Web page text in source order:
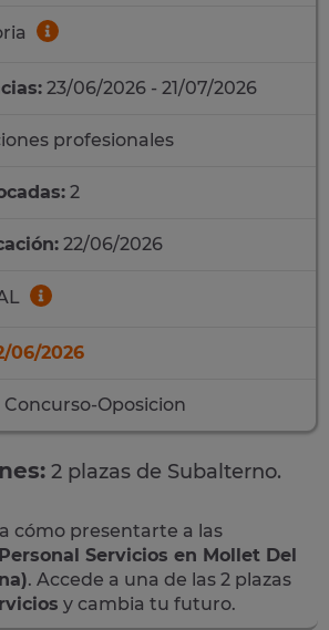
23/06/2026 - 21/07/2026
profesionales
2
22/06/2026
06/2026
Concurso-Oposicion
2 plazas de Subalterno.
cómo presentarte a las
Personal Servicios en Mollet Del
. Accede a una de las 2 plazas
y cambia tu futuro.